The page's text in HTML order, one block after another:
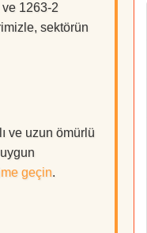
1263-2
sektörün
ve uzun ömürlü
geçin.